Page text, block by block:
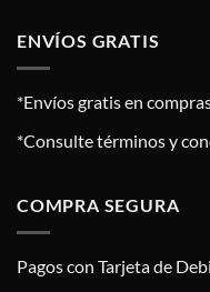
ENVÍOS GRATIS
*Envíos gratis en
*Consulte términos y
COMPRA SEGURA
Pagos con Tarjeta de